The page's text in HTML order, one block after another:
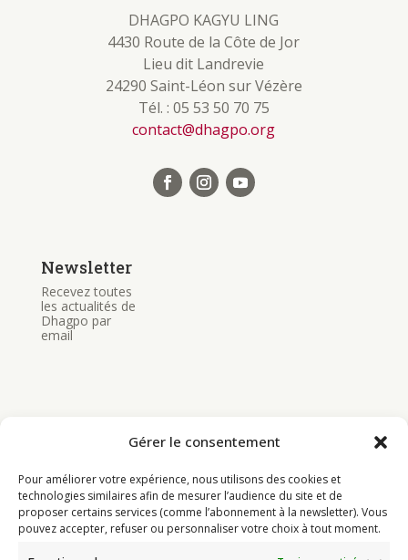
Gérer le consentement
Pour améliorer votre expérience, nous utilisons des cookies et
technologies similaires afin de mesurer l’audience du site et de
proposer certains services (comme l’abonnement à la newsletter). Vous
pouvez accepter, refuser ou personnaliser votre choix à tout moment.
DHAGPO KAGYU LING
4430 Route de la Côte de Jor
Lieu dit Landrevie
24290 Saint-Léon sur Vézère
Tél. : 05 53 50 70 75
contact@dhagpo.org
Newsletter
Recevez toutes
les actualités de
Dhagpo par
email
Programme
Actualités
Ressources